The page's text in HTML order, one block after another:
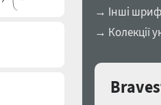
→ Інші
→ Колекції